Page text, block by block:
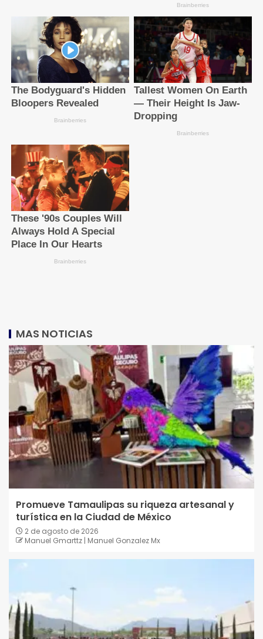
MAS NOTICIAS
Promueve Tamaulipas su riqueza artesanal y
turística en la Ciudad de México
2 de agosto de 2026
Manuel Gmarttz | Manuel Gonzalez Mx